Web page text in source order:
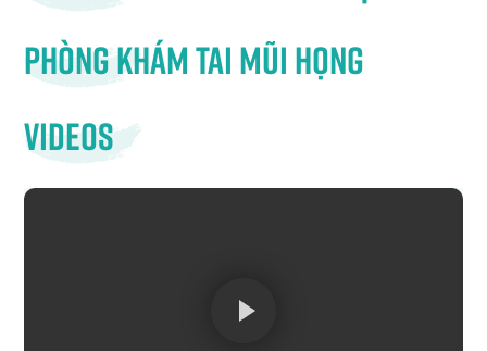
Phòng khám tai mũi họng
Videos